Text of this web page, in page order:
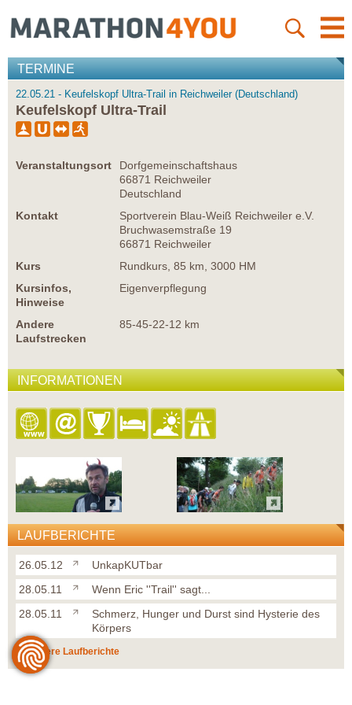
TERMINE
22.05.21 - Keufelskopf Ultra-Trail in Reichweiler (Deutschland)
Keufelskopf Ultra-Trail
Veranstaltungsort
Dorfgemeinschaftshaus
66871 Reichweiler
Deutschland
Kontakt
Sportverein Blau-Weiß Reichweiler e.V.
Bruchwasemstraße 19
66871 Reichweiler
Kurs
Rundkurs, 85 km, 3000 HM
Kursinfos,
Hinweise
Eigenverpflegung
Andere
Laufstrecken
85-45-22-12 km
INFORMATIONEN
LAUFBERICHTE
26.05.12
UnkapKUTbar
28.05.11
Wenn Eric ''Trail'' sagt...
28.05.11
Schmerz, Hunger und Durst sind Hysterie des
Körpers
weitere Laufberichte